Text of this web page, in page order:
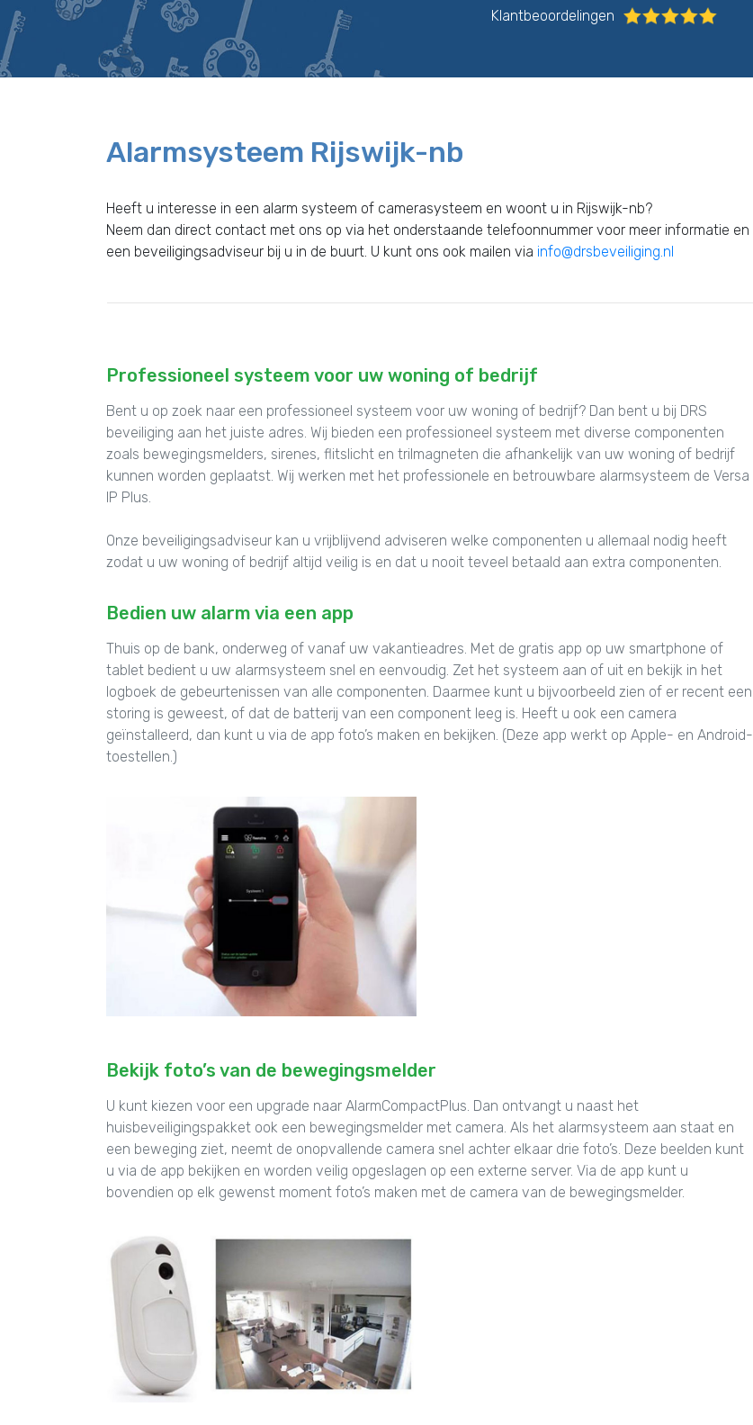
Klantbeoordelingen
Alarmsysteem Rijswijk-nb
Heeft u interesse in een alarm systeem of camerasysteem en woont u in Rijswijk-nb?
Neem dan direct contact met ons op via het onderstaande telefoonnummer voor meer informatie en
een beveiligingsadviseur bij u in de buurt. U kunt ons ook mailen via info@drsbeveiliging.nl
Professioneel systeem voor uw woning of bedrijf
Bent u op zoek naar een professioneel systeem voor uw woning of bedrijf? Dan bent u bij DRS
beveiliging aan het juiste adres. Wij bieden een professioneel systeem met diverse componenten
zoals bewegingsmelders, sirenes, flitslicht en trilmagneten die afhankelijk van uw woning of bedrijf
kunnen worden geplaatst. Wij werken met het professionele en betrouwbare alarmsysteem de Versa
IP Plus.
Onze beveiligingsadviseur kan u vrijblijvend adviseren welke componenten u allemaal nodig heeft
zodat u uw woning of bedrijf altijd veilig is en dat u nooit teveel betaald aan extra componenten.
Bedien uw alarm via een app
Thuis op de bank, onderweg of vanaf uw vakantieadres. Met de gratis app op uw smartphone of
tablet bedient u uw alarmsysteem snel en eenvoudig. Zet het systeem aan of uit en bekijk in het
logboek de gebeurtenissen van alle componenten. Daarmee kunt u bijvoorbeeld zien of er recent een
storing is geweest, of dat de batterij van een component leeg is. Heeft u ook een camera
geïnstalleerd, dan kunt u via de app foto’s maken en bekijken. (Deze app werkt op Apple- en Android-
toestellen.)
Bekijk foto’s van de bewegingsmelder
U kunt kiezen voor een upgrade naar AlarmCompactPlus. Dan ontvangt u naast het
huisbeveiligingspakket ook een bewegingsmelder met camera. Als het alarmsysteem aan staat en
een beweging ziet, neemt de onopvallende camera snel achter elkaar drie foto’s. Deze beelden kunt
u via de app bekijken en worden veilig opgeslagen op een externe server. Via de app kunt u
bovendien op elk gewenst moment foto’s maken met de camera van de bewegingsmelder.